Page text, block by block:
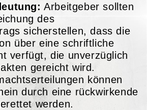
Arbeitgeber sollten
des
sicherstellen, dass die
über eine schriftliche
verfügt, die unverzüglich
gereicht wird.
können
durch eine rückwirkende
werden.